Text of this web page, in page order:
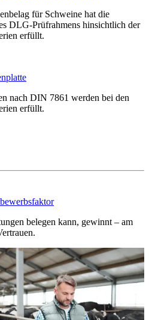
für Schweine hat die
DLG-Prüfrahmens hinsichtlich der
erfüllt.
nach DIN 7861 werden bei den
erfüllt.
belegen kann, gewinnt – am